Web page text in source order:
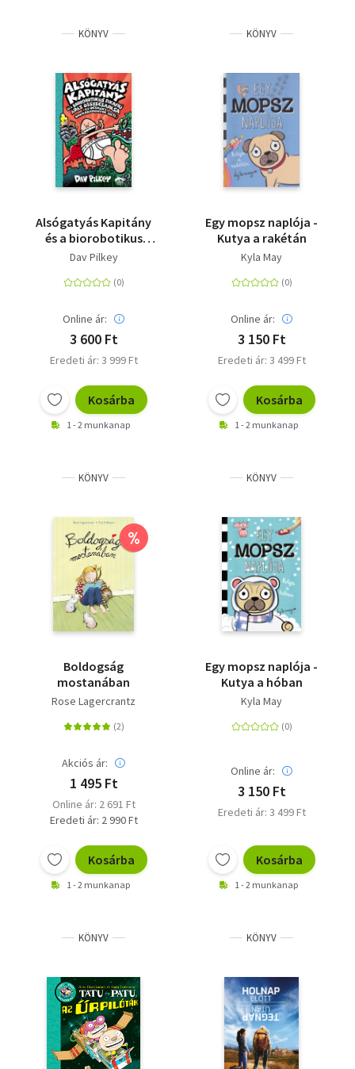
KÖNYV
Alsógatyás Kapitány
és a biorobotikus
fikafiú ádáz
ocsmány
esete)
Dav Pilkey
Online ár:
3 600 Ft
Eredeti ár: 3 999 Ft
Kosárba
1 - 2 munkanap
KÖNYV
Egy mopsz naplója -
Kutya a rakétán
Kyla May
Online ár:
3 150 Ft
Eredeti ár: 3 499 Ft
Kosárba
1 - 2 munkanap
KÖNYV
%
Boldogság
mostanában
Rose Lagercrantz
Akciós ár:
1 495 Ft
Online ár: 2 691 Ft
Eredeti ár: 2 990 Ft
Kosárba
1 - 2 munkanap
KÖNYV
Egy mopsz naplója -
Kutya a hóban
Kyla May
Online ár:
3 150 Ft
Eredeti ár: 3 499 Ft
Kosárba
1 - 2 munkanap
KÖNYV KÖNYV